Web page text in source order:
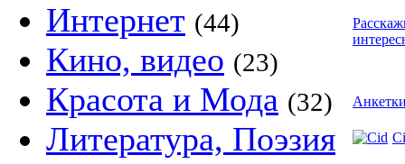
Интернет (44)
Кино, видео (23)
Красота и Мода (32)
Литература, Поэзия